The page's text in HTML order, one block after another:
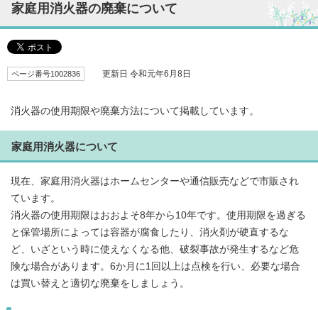
家庭用消火器の廃棄について
ページ番号1002836 更新日 令和元年6月8日
消火器の使用期限や廃棄方法について掲載しています。
家庭用消火器について
現在、家庭用消火器はホームセンターや通信販売などで市販され
ています。
消火器の使用期限はおおよそ8年から10年です。使用期限を過ぎる
と保管場所によっては容器が腐食したり、消火剤が硬直するな
ど、いざという時に使えなくなる他、破裂事故が発生するなど危
険な場合があります。6か月に1回以上は点検を行い、必要な場合
は買い替えと適切な廃棄をしましょう。